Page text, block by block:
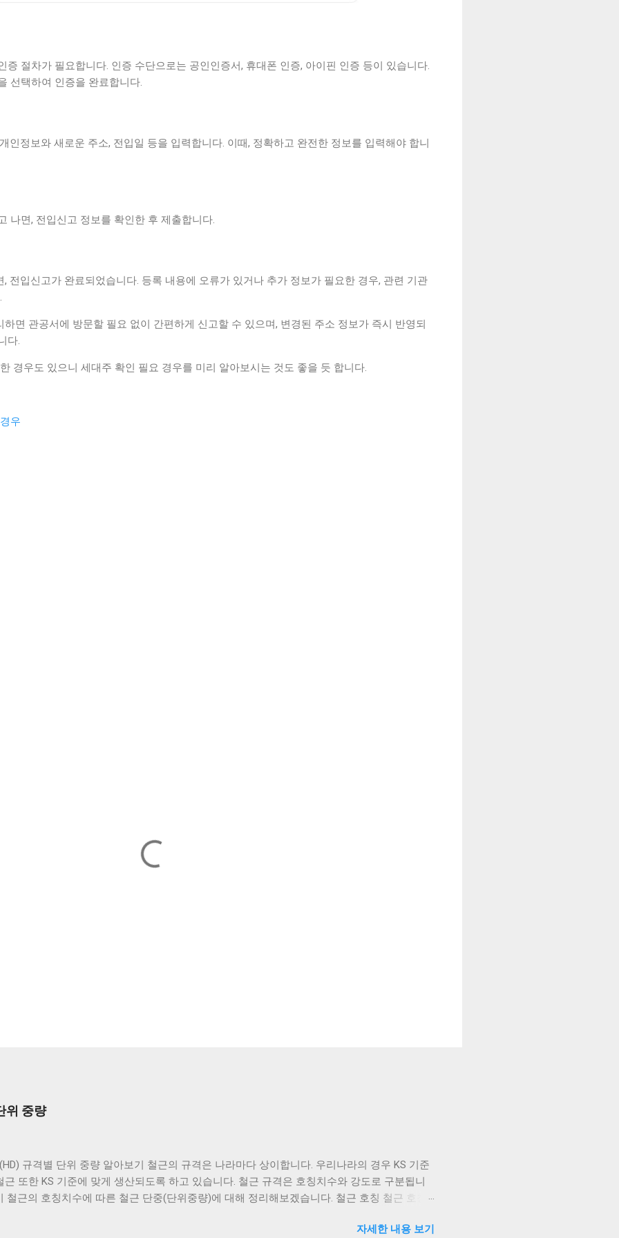
증 절차가 필요합니다. 인증 수단으로는 공인인증서, 휴대폰 인증, 아이핀 인증 등이 있습니다.
선택하여 인증을 완료합니다.
인정보와 새로운 주소, 전입일 등을 입력합니다. 이때, 정확하고 완전한 정보를 입력해야 합니
나면, 전입신고 정보를 확인한 후 제출합니다.
전입신고가 완료되었습니다. 등록 내용에 오류가 있거나 추가 정보가 필요한 경우, 관련 기관
면 관공서에 방문할 필요 없이 간편하게 신고할 수 있으며, 변경된 주소 정보가 즉시 반영되
다.
경우도 있으니 세대주 확인 필요 경우를 미리 알아보시는 것도 좋을 듯 합니다.
우
위 중량
규격별 단위 중량 알아보기 철근의 규격은 나라마다 상이합니다. 우리나라의 경우 KS 기준
근 또한 KS 기준에 맞게 생산되도록 하고 있습니다. 철근 규격은 호칭치수와 강도로 구분됩니
철근의 호칭치수에 따른 철근 단중(단위중량)에 대해 정리해보겠습니다. 철근 호칭 철근 호칭
쓰입니다. 공칭치수하고는 구분해서 쓰이는 말입니다 공칭치수는 직경, 단면적, 둘레와 같은
자세한 내용 보기